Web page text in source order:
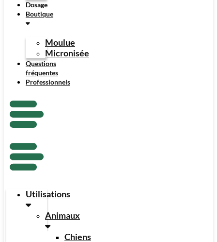
Dosage
Boutique
Moulue
Micronisée
Questions
fréquentes
Professionnels
Utilisations
Animaux
Chiens